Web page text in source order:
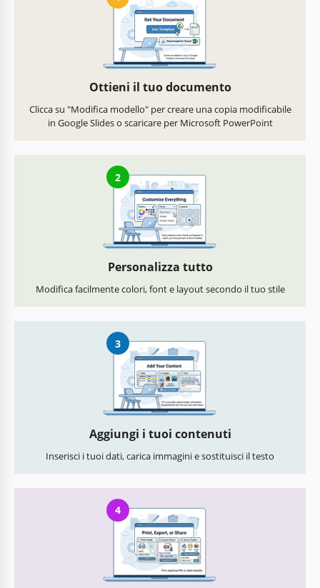
Ottieni il tuo documento
Clicca su "Modifica modello" per creare una copia modificabile
in Google Slides o scaricare per Microsoft PowerPoint
2
Personalizza tutto
Modifica facilmente colori, font e layout secondo il tuo stile
3
Aggiungi i tuoi contenuti
Inserisci i tuoi dati, carica immagini e sostituisci il testo
4